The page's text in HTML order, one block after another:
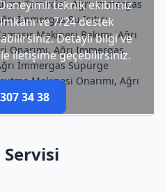
teknik ekibimiz
ve 7/24 destek
Detaylı bilgi ve
iletişime geçebilirsiniz.
34 38
Tamircisi, Ağrı İmmergas
İmmergas Su Isıtıcı
Makinesi Bakımı, Ağrı
Onarımı, Ağrı İmmergas
İmmergas Süpürge
Makinesi Onarımı, Ağrı
Onarımı